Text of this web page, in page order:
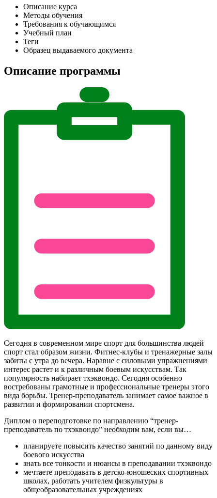
Описание курса
Методы обучения
Требования к обучающимся
Учебный план
Теги
Образец выдаваемого документа
Описание программы
Сегодня в современном мире спорт для большинства людей
спорт стал образом жизни. Фитнес-клубы и тренажерные залы
забиты с утра до вечера. Наравне с силовыми упражнениями
интерес растет и к различным боевым искусствам. Так
популярность набирает тхэквондо. Сегодня особенно
востребованы грамотные и профессиональные тренеры этого
вида борьбы. Тренер-преподаватель занимает самое важное в
развитии и формировании спортсмена.
Диплом о переподготовке по направлению “тренер-
преподаватель по тхэквондо” необходим вам, если вы…
планируете повысить качество занятий по данному виду
боевого искусства
знать все тонкости и нюансы в преподавании тхэквондо
мечтаете преподавать в детско-юношеских спортивных
школах, работать учителем физкультуры в
общеобразовательных учреждениях